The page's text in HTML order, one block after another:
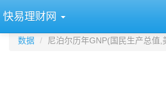
快易理财网
数据 尼泊尔历年GNP(国民生产总值,